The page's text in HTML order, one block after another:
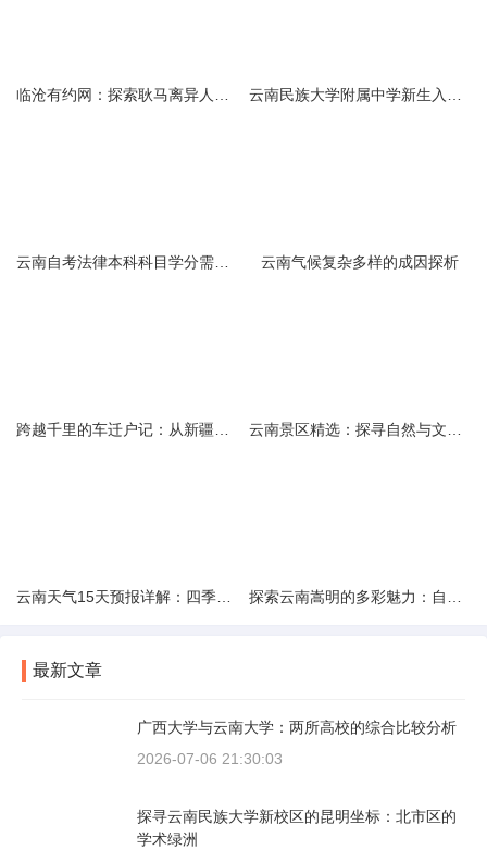
云南气候复杂多样的成因探析
最新文章
广西大学与云南大学：两所高校的综合比较分析
2026-07-06 21:30:03
探寻云南民族大学新校区的昆明坐标：北市区的
学术绿洲